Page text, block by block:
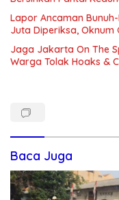
Lapor Ancaman
Juta Diperiksa, Oknum
Jaga Jakarta On The
Warga Tolak Hoaks &
Baca Juga